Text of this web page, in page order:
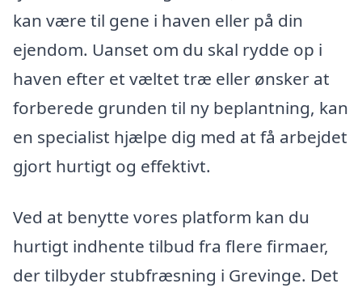
kan være til gene i haven eller på din
ejendom. Uanset om du skal rydde op i
haven efter et væltet træ eller ønsker at
forberede grunden til ny beplantning, kan
en specialist hjælpe dig med at få arbejdet
gjort hurtigt og effektivt.
Ved at benytte vores platform kan du
hurtigt indhente tilbud fra flere firmaer,
der tilbyder stubfræsning i Grevinge. Det